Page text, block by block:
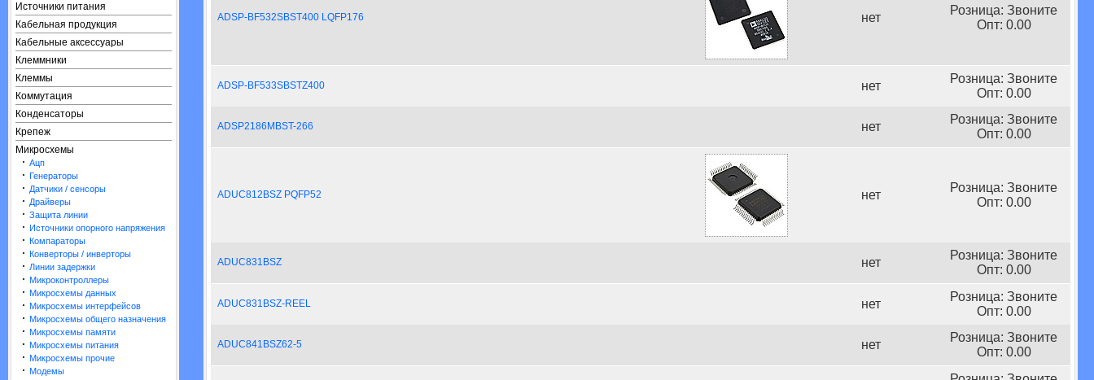
Источники питания
Кабельная продукция
Кабельные аксессуары
Клеммники
Клеммы
Коммутация
Конденсаторы
Крепеж
Микросхемы
· Ацп
· Генераторы
· Датчики / сенсоры
· Драйверы
· Защита линии
· Источники опорного напряжения
· Компараторы
· Конверторы / инверторы
· Линии задержки
· Микроконтроллеры
· Микросхемы данных
· Микросхемы интерфейсов
· Микросхемы общего назначения
· Микросхемы памяти
· Микросхемы питания
· Микросхемы прочие
· Модемы
ADSP-BF532SBST400 LQFP176 нет
Розница: Звоните
Опт: 0.00
ADSP-BF533SBSTZ400 нет
Розница: Звоните
Опт: 0.00
ADSP2186MBST-266 нет
Розница: Звоните
Опт: 0.00
ADUC812BSZ PQFP52 нет
Розница: Звоните
Опт: 0.00
ADUC831BSZ нет
Розница: Звоните
Опт: 0.00
ADUC831BSZ-REEL нет
Розница: Звоните
Опт: 0.00
ADUC841BSZ62-5 нет
Розница: Звоните
Опт: 0.00